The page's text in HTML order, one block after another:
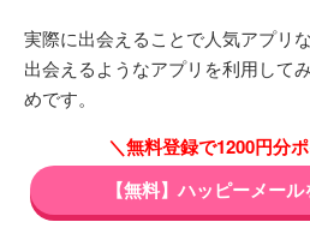
実際に出会えることで人気アプリ
出会えるようなアプリを利用して
めです。
＼無料登録で1200円分
【無料】ハッピーメー